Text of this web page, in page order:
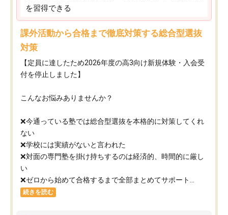
を習得できる
課外活動から合格まで徹底対策する総合型選抜
対策
【定員に達したため2026年度の高3向け新規体験・入会受
付を停止しました】
こんなお悩みありませんか？
❌今通っている塾では総合型選抜を本格的に対策してくれ
ない
❌学校には実績がないと言われた
❌対面の専門塾を掛け持ちするのは経済的、時間的に厳し
い
❌ゼロから始めて合格するまで全部まとめてサポート...
続きを読む